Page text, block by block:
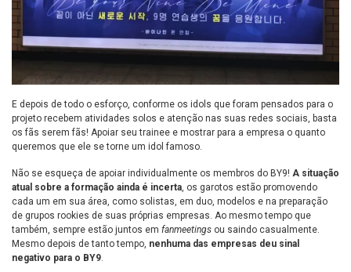
E depois de todo o esforço, conforme os idols que foram pensados para o
projeto recebem atividades solos e atenção nas suas redes sociais, basta
os fãs serem fãs! Apoiar seu trainee e mostrar para a empresa o quanto
queremos que ele se torne um idol famoso.
Não se esqueça de apoiar individualmente os membros do BY9! A situação
atual sobre a formação ainda é incerta , os garotos estão promovendo
cada um em sua área, como solistas, em duo, modelos e na preparação
de grupos rookies de suas próprias empresas. Ao mesmo tempo que
também, sempre estão juntos em fanmeetings ou saindo casualmente.
Mesmo depois de tanto tempo, nenhuma das empresas deu sinal
negativo para o BY9